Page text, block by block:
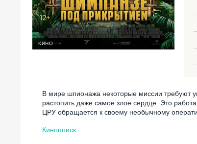
КИНО
В мире шпионажа некоторые миссии требуют
растопить даже самое злое сердце. Это
ЦРУ обращается к своему необычному
Кинопоиск